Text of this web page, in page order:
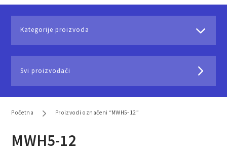
Kategorije proizvoda
Svi proizvođači
Početna Proizvodi označeni “MWH5-12”
MWH5-12